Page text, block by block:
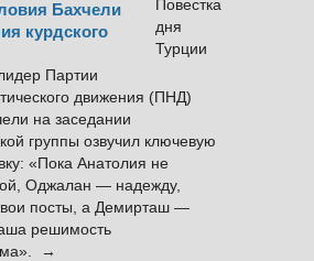
Бахчели
курдского
Партии
движения (ПНД)
на заседании
группы озвучил ключевую
«Пока Анатолия не
Оджалан — надежду,
посты, а Демирташ —
решимость
→